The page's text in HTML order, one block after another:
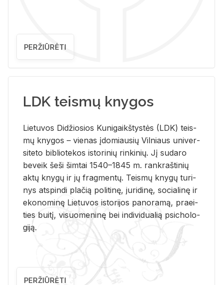
PERŽIŪRĖTI
LDK teismų knygos
Lie­tu­vos Di­džio­sios Ku­ni­gaikš­tys­tės (LDK) teis­
mų kny­gos – vie­nas įdo­miau­sių Vil­niaus uni­ver­
si­te­to bi­b­lio­te­kos is­to­ri­nių rin­ki­nių. Jį su­da­ro
be­veik šeši šim­tai 1540–1845 m. rank­raš­ti­nių
aktų kny­gų ir jų frag­men­tų. Teis­mų kny­gų tu­ri­
nys at­spin­di pla­čią po­li­ti­nę, ju­ri­di­nę, so­cia­li­nę ir
eko­no­mi­nę Lie­tu­vos is­to­ri­jos pa­no­ra­mą, pra­ei­
ties bui­tį, vi­suo­me­ni­nę bei in­di­vi­dua­lią psi­cho­lo­
gi­ją.
PERŽIŪRĖTI